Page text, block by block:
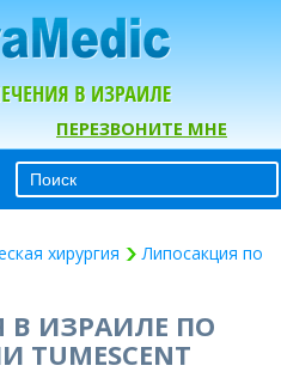
ПЕРЕЗВОНИТЕ МНЕ
хирургия
Липосакция по
ИЗРАИЛЕ ПО